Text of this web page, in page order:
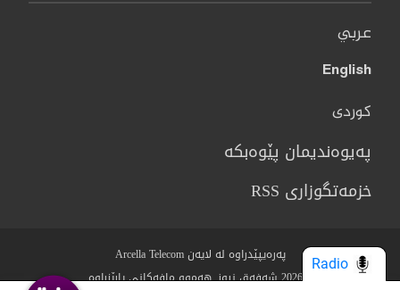
عربي
English
کوردی
پەیوەندیمان پێوەبکە
خزمەتگوزاری RSS
پەرەیپێدراوە لە لایەن Arcella Telecom
Radio